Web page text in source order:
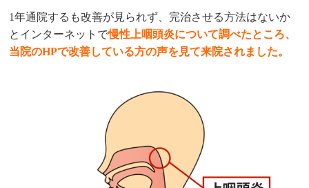
1年通院するも改善が見られず、完治させる方法はないか
とインターネットで慢性上咽頭炎について調べたところ、
当院のHPで改善している方の声を見て来院されました。